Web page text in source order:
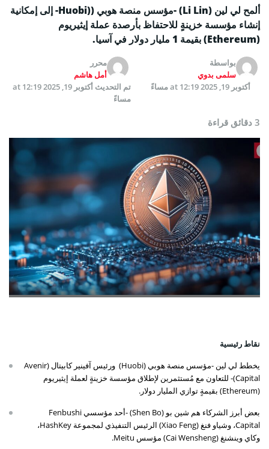
ألمح لي لين (Li Lin) -مؤسس منصة هوبي ((Huobi- إلى إمكانية
إنشاء مؤسسة خزينةٍ للاحتفاظ بأرصدة عملة إيثيريوم
(Ethereum) بقيمة 1 مليار دولار في آسيا.
بواسطة
سلمى بدوي
محرر
أمل هاشم
أكتوبر 19, 2025 at 12:19 مساءً
تم التحديث
أكتوبر 19, 2025 at 12:19
مساءً
3 دقائق قراءة
نقاط رئيسية
يخطط لي لين -مؤسس منصة هوبي (Huobi) ورئيس آفينير كابيتال (Avenir
Capital)- للتعاون مع مُستثمرين لإطلاق مؤسسة خزينةٍ لعملة إيثيريوم
(Ethereum) بقيمةٍ توازي المليار دولار.
بعض أبرز الشركاء هم شين بو (Shen Bo) -أحد مؤسسي Fenbushi
Capital، وشياو فنغ (Xiao Feng) الرئيس التنفيذي لمجموعة HashKey،
وكاي وينشنغ (Cai Wensheng) مؤسس Meitu.